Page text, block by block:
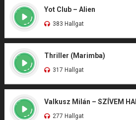
Yot Club – Alien
383 Hallgat
Thriller (Marimba)
317 Hallgat
Valkusz Milán – SZÍVEM
277 Hallgat